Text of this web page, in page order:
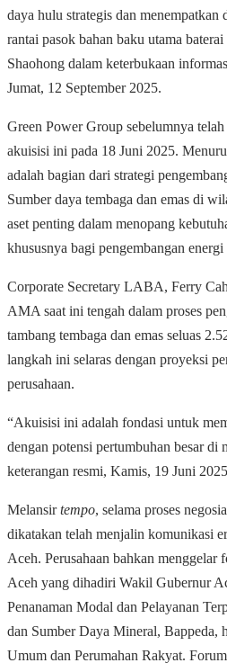
daya hulu strategis dan
rantai pasok bahan baku utama
Shaohong dalam keterbukaan
Jumat, 12 September 2025.
Green Power Group sebelumnya
akuisisi ini pada 18 Juni 2025.
adalah bagian dari strategi
Sumber daya tembaga dan emas di
aset penting dalam menopang
khususnya bagi pengembangan
Corporate Secretary LABA, Ferry
AMA saat ini tengah dalam proses
tambang tembaga dan emas seluas
langkah ini selaras dengan proyeksi
perusahaan.
“Akuisisi ini adalah fondasi untuk
dengan potensi pertumbuhan besar di
keterangan resmi, Kamis, 19 Juni
Melansirtempo, selama proses
dikatakan telah menjalin komunikasi
Aceh. Perusahaan bahkan
Aceh yang dihadiri Wakil Gubernur
Penanaman Modal dan Pelayanan
dan Sumber Daya Mineral, Bappeda,
Umum dan Perumahan Rakyat.